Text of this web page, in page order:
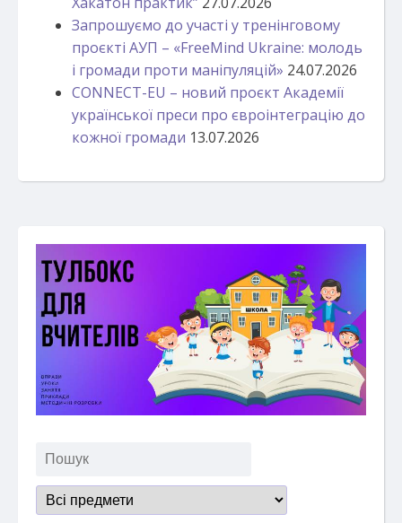
Запрошуємо до участі у тренінговому
проєкті АУП – «FreeMind Ukraine: молодь
і громади проти маніпуляцій» 24.07.2026
CONNECT-EU – новий проєкт Академії
української преси про євроінтеграцію до
кожної громади 13.07.2026